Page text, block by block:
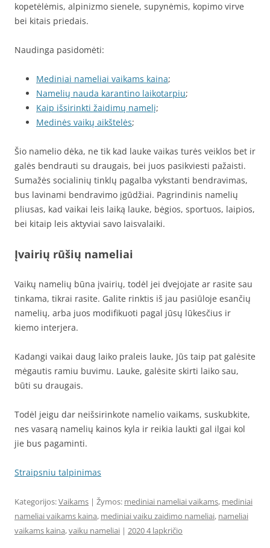
kopetėlėmis, alpinizmo sienele, supynėmis, kopimo virve
bei kitais priedais.
Naudinga pasidomėti:
Mediniai nameliai vaikams kaina;
Namelių nauda karantino laikotarpiu;
Kaip išsirinkti žaidimų namelį;
Medinės vaikų aikštelės;
Šio namelio dėka, ne tik kad lauke vaikas turės veiklos bet ir
galės bendrauti su draugais, bei juos pasikviesti pažaisti.
Sumažės socialinių tinklų pagalba vykstanti bendravimas,
bus lavinami bendravimo įgūdžiai. Pagrindinis namelių
pliusas, kad vaikai leis laiką lauke, bėgios, sportuos, laipios,
bei kitaip leis aktyviai savo laisvalaiki.
Įvairių rūšių nameliai
Vaikų namelių būna įvairių, todėl jei dvejojate ar rasite sau
tinkama, tikrai rasite. Galite rinktis iš jau pasiūloje esančių
namelių, arba juos modifikuoti pagal jūsų lūkesčius ir
kiemo interjera.
Kadangi vaikai daug laiko praleis lauke, Jūs taip pat galėsite
mėgautis ramiu buvimu. Lauke, galėsite skirti laiko sau,
būti su draugais.
Todėl jeigu dar neišsirinkote namelio vaikams, suskubkite,
nes vasarą namelių kainos kyla ir reikia laukti gal ilgai kol
jie bus pagaminti.
Straipsniu talpinimas
Kategorijos:Vaikams | Žymos: mediniai nameliai vaikams, mediniai
nameliai vaikams kaina, mediniai vaiku zaidimo nameliai, nameliai
vaikams kaina,vaiku nameliai | 2020 4 lapkričio